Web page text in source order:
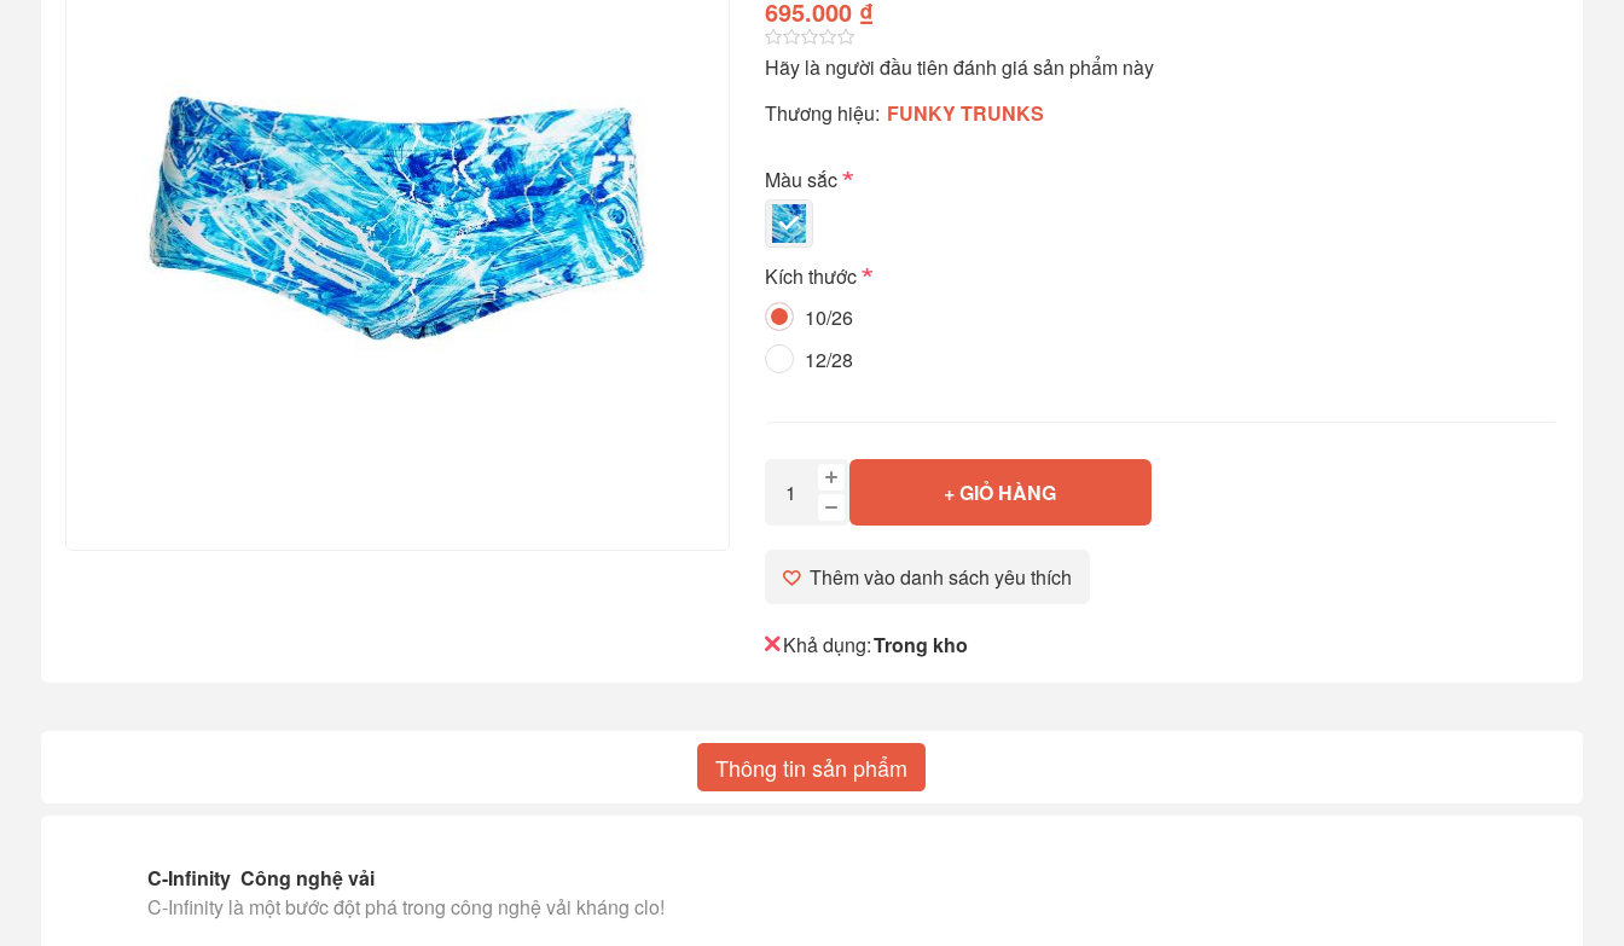
695.000 ₫
Hãy là người đầu tiên đánh giá sản phẩm này
Thương hiệu: FUNKY TRUNKS
Màu sắc*
Kích thước*
10/26
12/28
+ GIỎ HÀNG
Thêm vào danh sách yêu thích
Khả dụng:Trong kho
Thông tin sản phẩm
C-Infinity Công nghệ vải
C-Infinity là một bước đột phá trong công nghệ vải kháng clo!